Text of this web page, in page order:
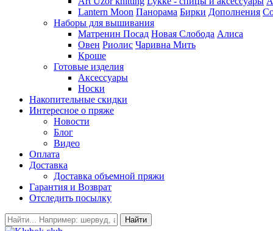
Lantern Moon Панорама Бирки Дополнения
Наборы для вышивания
Матренин Посад Новая Слобода Алиса
Овен Риолис Чаривна Мить
Кроше
Готовые изделия
Аксессуары
Носки
Накопительные скидки
Интересное о пряже
Новости
Блог
Видео
Оплата
Доставка
Доставка объемной пряжи
Гарантия и Возврат
Отследить посылку
Найти